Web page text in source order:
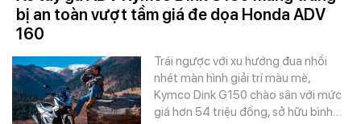
bị an toàn vượt tầm giá đe dọa Honda ADV
160
Trái ngược với xu hướng đua nhồi
nhét màn hình giải trí màu mè,
Kymco Dink G150 chào sân với mức
giá hơn 54 triệu đồng, sở hữu bình…